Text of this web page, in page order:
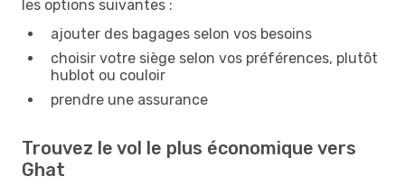
les options suivantes :
ajouter des bagages selon vos besoins
choisir votre siège selon vos préférences, plutôt
hublot ou couloir
prendre une assurance
Trouvez le vol le plus économique vers
Ghat